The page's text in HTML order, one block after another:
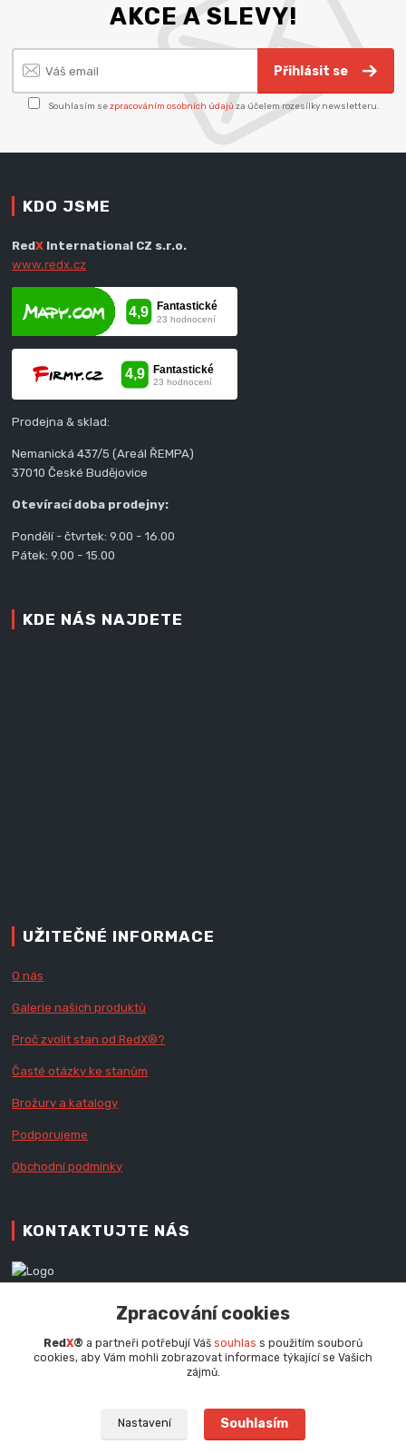
AKCE A SLEVY!
Přihlásit se
Souhlasím sezpracováním osobních údajů za účelem rozesílky newsletteru.
KDO JSME
RedX International CZ s.r.o.
www.redx.cz
Prodejna & sklad:
Nemanická 437/5 (Areál ŘEMPA)
37010 České Budějovice
Otevírací doba prodejny:
Pondělí - čtvrtek: 9.00 - 16.00
Pátek: 9.00 - 15.00
KDE NÁS NAJDETE
UŽITEČNÉ INFORMACE
O nás
Galerie našich produktů
Proč zvolit stan od RedX®?
Časté otázky ke stanům
Brožury a katalogy
Podporujeme
Obchodní podmínky
KONTAKTUJTE NÁS
+420 777 979 111
info@redx.cz
Zpracování cookies
Red X® a partneři potřebují Váš souhlas s použitím souborů
cookies, aby Vám mohli zobrazovat informace týkající se Vašich
zájmů.
Nastavení Souhlasím